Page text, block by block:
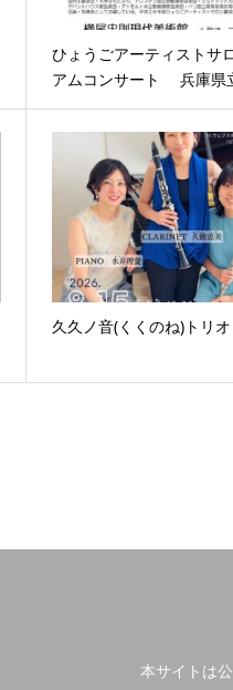
ひょうごアーティストサ
アムコンサート 兵庫県
久久ノ音(くくのね)トリ
本サイトは